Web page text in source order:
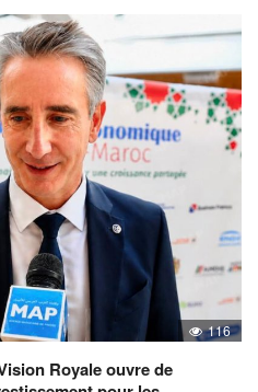
116
Royale ouvre de